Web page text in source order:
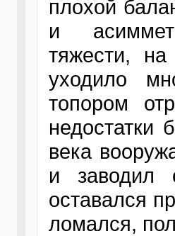
плохой
и
тяжести,
уходило
топором
недостатки
века
и заводил
оставался
ломался,